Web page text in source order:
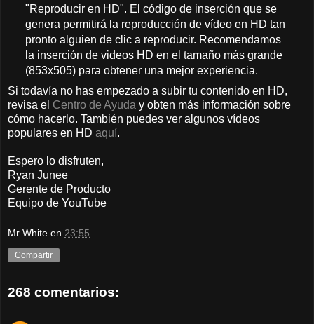
"Reproducir en HD". El código de inserción que se
genera permitirá la reproducción de vídeo en HD tan
pronto alguien de clic a reproducir. Recomendamos
la inserción de videos HD en el tamaño más grande
(853x505) para obtener una mejor experiencia.
Si todavía no has empezado a subir tu contenido en HD,
revisa el Centro de Ayuda y obten más información sobre
cómo hacerlo. También puedes ver algunos vídeos
populares en HD aquí.
Espero lo disfruten,
Ryan Junee
Gerente de Producto
Equipo de YouTube
Mr White en 23:55
Compartir
268 comentarios: